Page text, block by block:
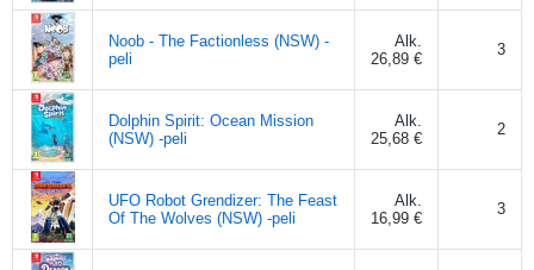
Noob - The Factionless (NSW) -
peli
Alk.
26,89 €
3
Dolphin Spirit: Ocean Mission
(NSW) -peli
Alk.
25,68 €
2
UFO Robot Grendizer: The Feast
Of The Wolves (NSW) -peli
Alk.
16,99 €
3